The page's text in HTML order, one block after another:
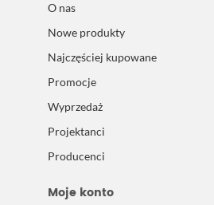
O nas
Nowe produkty
Najczęściej kupowane
Promocje
Wyprzedaż
Projektanci
Producenci
Moje konto